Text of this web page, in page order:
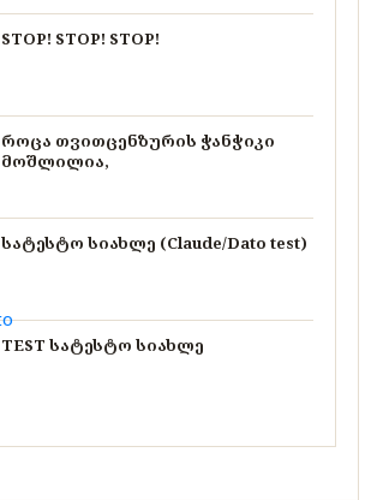
STOP! STOP! STOP!
როცა თვითცენზურის ჭანჭიკი
მოშლილია,
სატესტო სიახლე (Claude/Dato test)
TEST სატესტო სიახლე